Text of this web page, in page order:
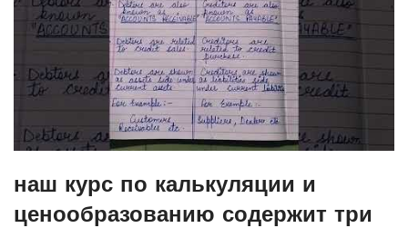
наш курс по калькуляции и
ценообразованию содержит три